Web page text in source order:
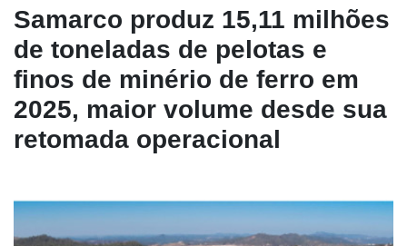
Samarco produz 15,11 milhões
de toneladas de pelotas e
finos de minério de ferro em
2025, maior volume desde sua
retomada operacional